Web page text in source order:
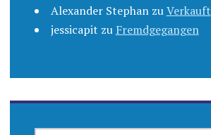
Alexander StephanzuVerkauft
jessicapit zu Fremdgegangen